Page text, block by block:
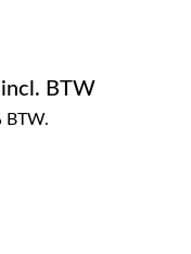
incl. BTW
BTW.